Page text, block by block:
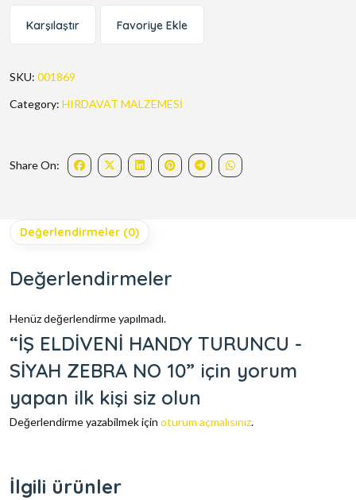
Karşılaştır Favoriye Ekle
SKU: 001869
Category: HIRDAVAT MALZEMESİ
Share On:
Değerlendirmeler (0)
Değerlendirmeler
Henüz değerlendirme yapılmadı.
“İŞ ELDİVENİ HANDY TURUNCU -
SİYAH ZEBRA NO 10” için yorum
yapan ilk kişi siz olun
Değerlendirme yazabilmek için oturum açmalısınız.
İlgili ürünler